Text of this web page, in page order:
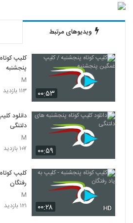
ویدیوهای مرتبط
۰۰:۵۳
کلیپ
پنجشنبه
M
۱۱۳ بازدید
۰۰:۵۹
دانلود
دلتنگی
M
۱۰۷ بازدید
۰۰:۲۸ HD
کلیپ
رفتگان
M
۱۲۱ بازدید